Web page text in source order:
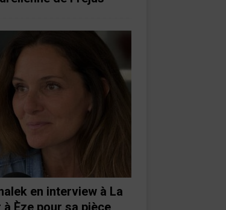
en interview à La